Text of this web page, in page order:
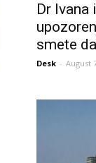
Dr
smete
Desk - August